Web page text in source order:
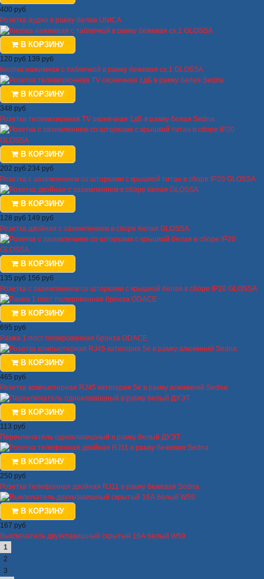
400 руб
Розетка аудио в рамку белая UNICA
В КОРЗИНУ
120 руб 139 руб
Кнопка нажимная с табличкой в рамку бежевая сх.1 GLOSSA
В КОРЗИНУ
348 руб
Розетка телевизионная TV оконечная 1дБ в рамку белая Sedna
В КОРЗИНУ
202 руб 234 руб
Розетка с заземлением со шторками с крышкой титан в сборе IP20 GLOSSA
В КОРЗИНУ
128 руб 149 руб
Розетка двойная с заземлением в сборе белая GLOSSA
В КОРЗИНУ
135 руб 156 руб
Розетка с заземлением со шторками с крышкой белая в сборе IP20 GLOSSA
В КОРЗИНУ
695 руб
Рамка 1 пост полированная бронза ODACE
В КОРЗИНУ
465 руб
Розетка компьютерная RJ45 категория 5е в рамку алюминий Sedna
В КОРЗИНУ
113 руб
Переключатель одноклавишный в рамку белый ДУЭТ
В КОРЗИНУ
250 руб
Розетка телефонная двойная RJ11 в рамку бежевая Sedna
В КОРЗИНУ
167 руб
Выключатель двухклавишный скрытый 16А белый W59
1
2
3